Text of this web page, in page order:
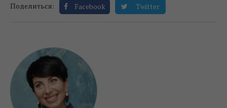
Поделиться: Facebook Twitter